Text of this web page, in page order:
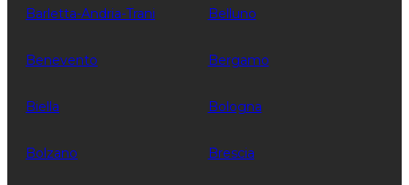
Barletta-Andria-Trani Belluno
Benevento Bergamo
Biella Bologna
Bolzano Brescia